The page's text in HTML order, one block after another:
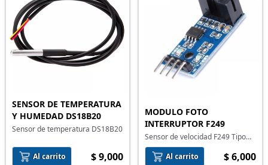
SENSOR DE TEMPERATURA
Y HUMEDAD DS18B20
Sensor de temperatura DS18B20
Al carrito $ 9,000
MODULO FOTO
INTERRUPTOR F249
Sensor de velocidad F249 Tipo
Herradura
Al carrito
$ 6,000